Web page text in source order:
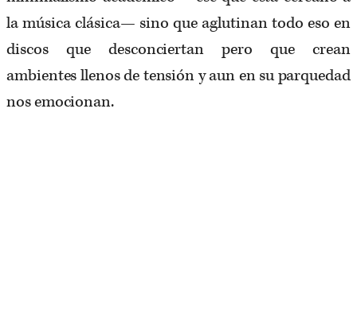
la música clásica— sino que aglutinan todo eso en
discos que desconciertan pero que crean
ambientes llenos de tensión y aun en su parquedad
nos emocionan.